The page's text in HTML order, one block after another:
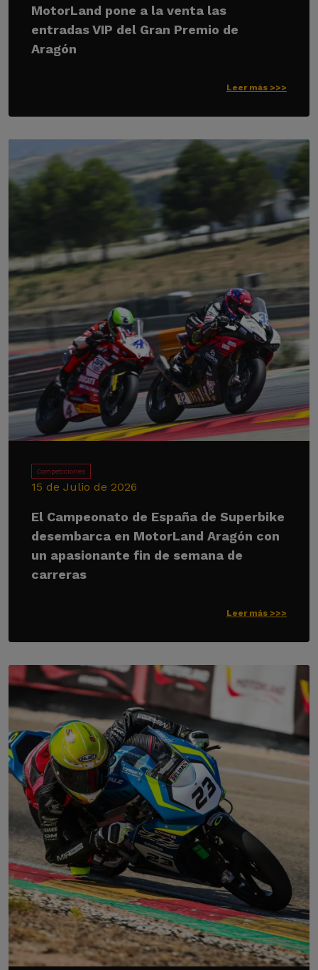
MotorLand pone a la venta las
entradas VIP del Gran Premio de
Aragón
Leer más >>>
Competiciones
15 de Julio de 2026
El Campeonato de España de Superbike
desembarca en MotorLand Aragón con
un apasionante fin de semana de
carreras
Leer más >>>